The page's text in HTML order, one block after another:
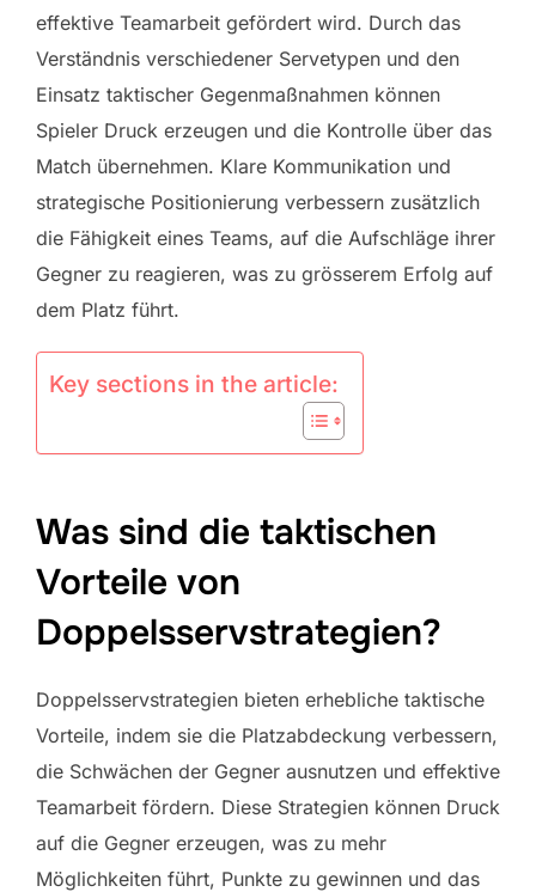
effektive Teamarbeit gefördert wird. Durch das
Verständnis verschiedener Servetypen und den
Einsatz taktischer Gegenmaßnahmen können
Spieler Druck erzeugen und die Kontrolle über das
Match übernehmen. Klare Kommunikation und
strategische Positionierung verbessern zusätzlich
die Fähigkeit eines Teams, auf die Aufschläge ihrer
Gegner zu reagieren, was zu grösserem Erfolg auf
dem Platz führt.
Key sections in the article:
Was sind die taktischen
Vorteile von
Doppelsservstrategien?
Doppelsservstrategien bieten erhebliche taktische
Vorteile, indem sie die Platzabdeckung verbessern,
die Schwächen der Gegner ausnutzen und effektive
Teamarbeit fördern. Diese Strategien können Druck
auf die Gegner erzeugen, was zu mehr
Möglichkeiten führt, Punkte zu gewinnen und das